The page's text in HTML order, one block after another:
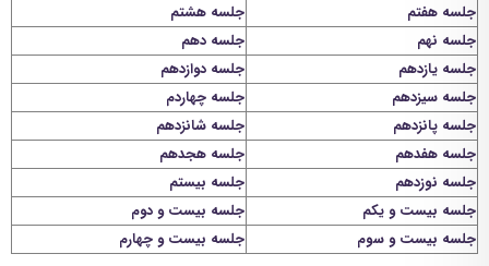
جلسه هفتم
جلسه هشتم
جلسه نهم
جلسه دهم
جلسه یازدهم
جلسه دوازدهم
جلسه سیزدهم
جلسه چهاردم
جلسه پانزدهم
جلسه شانزدهم
جلسه هفدهم
جلسه هجدهم
جلسه نوزدهم
جلسه بیستم
جلسه بیست و یکم
جلسه بیست و دوم
جلسه بیست و سوم
جلسه بیست و چهارم